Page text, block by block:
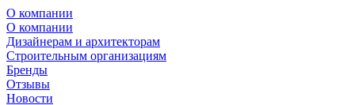
О компании
О компании
Дизайнерам и архитекторам
Строительным организациям
Бренды
Отзывы
Новости